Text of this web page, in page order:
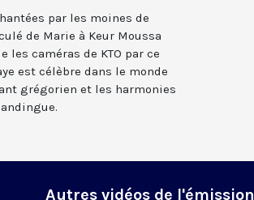
par les moines de
de Marie à Keur Moussa
les caméras de KTO par ce
est célèbre dans le monde
grégorien et les harmonies
Autres vidéos de l'émission